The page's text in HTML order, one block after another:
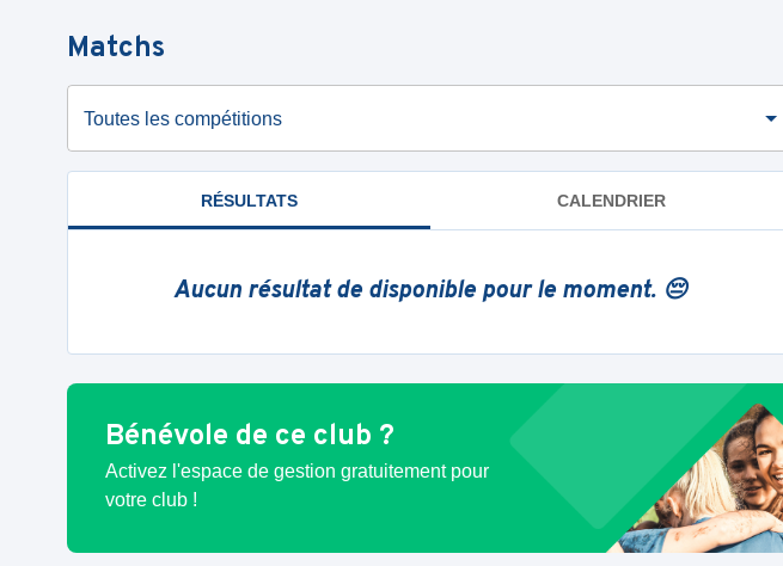
Matchs
Toutes les compétitions
RÉSULTATS CALENDRIER
Aucun résultat de disponible pour le moment. 😔
Bénévole de ce club ?
Activez l'espace de gestion gratuitement pour
votre club !